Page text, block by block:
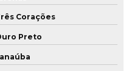
Corações
Preto